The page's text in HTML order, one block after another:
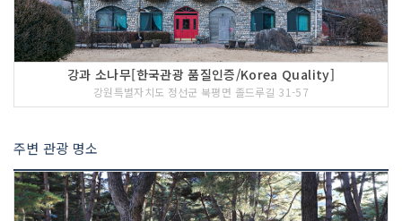
강과 소나무[한국관광 품질인증/Korea Quality]
강원특별자치도 정선군 북평면 졸드루길 31-57
주변 관광 명소